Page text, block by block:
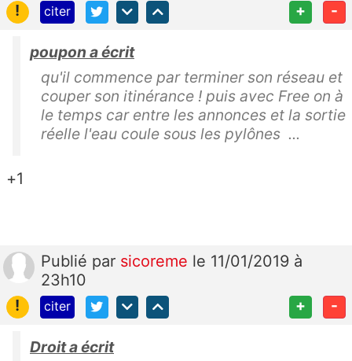
!
citer + -
poupon a écrit
qu'il commence par terminer son réseau et
couper son itinérance ! puis avec Free on à
le temps car entre les annonces et la sortie
réelle l'eau coule sous les pylônes ...
+1
Publié par sicoreme le 11/01/2019 à
23h10
!
citer + -
Droit a écrit